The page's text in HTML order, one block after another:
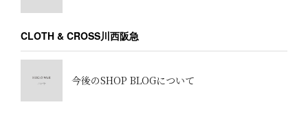
CLOTH & CROSS川西阪急
今後のSHOP BLOGについて